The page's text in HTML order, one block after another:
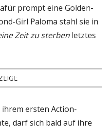
prompt eine Golden-
Girl Paloma stahl sie in
Zeit zu sterben letztes
ersten Action-
darf sich bald auf ihre